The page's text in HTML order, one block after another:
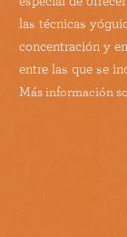
las técnicas
concentración y
entre las que se
Más información